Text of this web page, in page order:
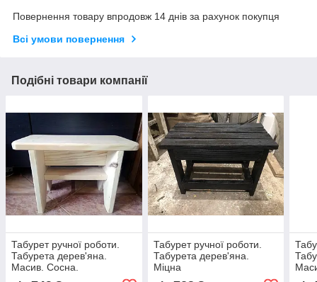
Повернення товару впродовж 14 днів за рахунок покупця
Всі умови повернення
Подібні товари компанії
Табурет ручної роботи.
Табурета дерев'яна.
Масив. Сосна.
Табурет ручної роботи.
Табурета дерев'яна.
Міцна